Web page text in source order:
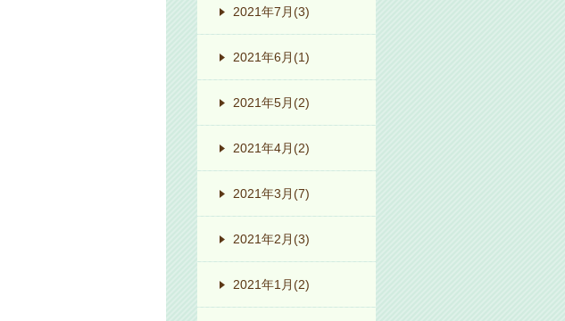
2021年7月(3)
2021年6月(1)
2021年5月(2)
2021年4月(2)
2021年3月(7)
2021年2月(3)
2021年1月(2)